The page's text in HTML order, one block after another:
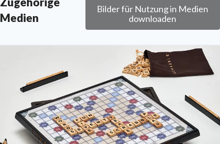
Medien
Bilder für Nutzung in Medien
downloaden